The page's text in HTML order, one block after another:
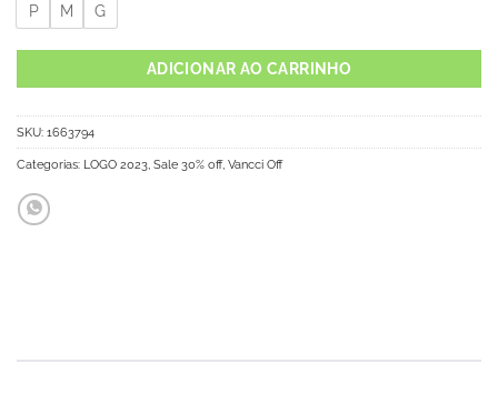
P M G
ADICIONAR AO CARRINHO
SKU: 1663794
Categorias: LOGO 2023, Sale 30% off, Vancci Off